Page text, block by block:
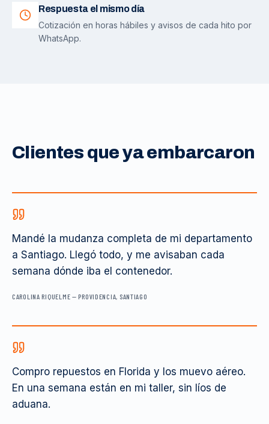
Respuesta el mismo día
Cotización en horas hábiles y avisos de cada hito por
WhatsApp.
Clientes que ya embarcaron
Mandé la mudanza completa de mi departamento
a Santiago. Llegó todo, y me avisaban cada
semana dónde iba el contenedor.
CAROLINA RIQUELME —PROVIDENCIA, SANTIAGO
Compro repuestos en Florida y los muevo aéreo.
En una semana están en mi taller, sin líos de
aduana.